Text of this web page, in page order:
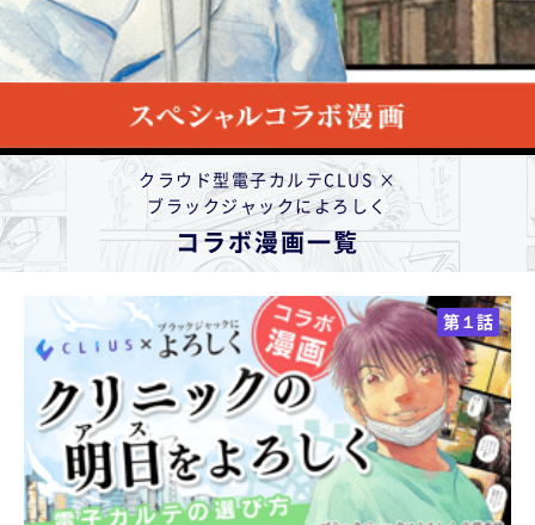
クラウド型電子カルテCLUS ×
ブラックジャックによろしく
コラボ漫画一覧
第１話